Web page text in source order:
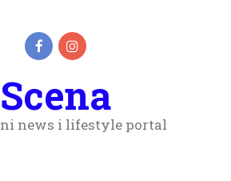
Scena
news i lifestyle portal